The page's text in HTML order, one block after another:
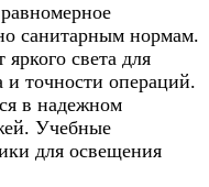
санитарным нормам.
света для
и точности операций.
в надежном
Учебные
для освещения